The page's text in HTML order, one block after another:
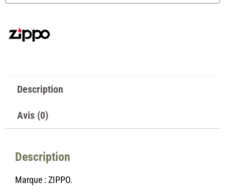
Description
Avis (0)
Description
Marque : ZIPPO.